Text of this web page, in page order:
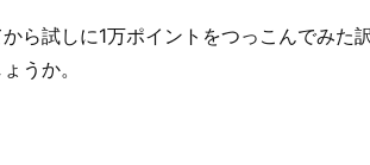
ら試しに1万ポイントをつっこんでみた
うか。